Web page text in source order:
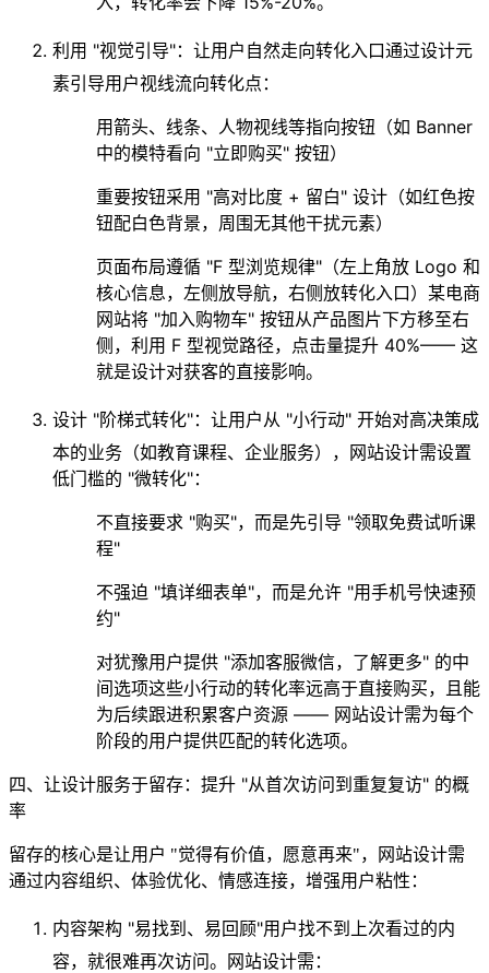
利用 "视觉引导"：让用户自然走向转化入口通过设计元
素引导用户视线流向转化点：
用箭头、线条、人物视线等指向按钮（如 Banner
中的模特看向 "立即购买" 按钮）
重要按钮采用 "高对比度 + 留白" 设计（如红色按
钮配白色背景，周围无其他干扰元素）
页面布局遵循 "F 型浏览规律"（左上角放 Logo 和
核心信息，左侧放导航，右侧放转化入口）某电商
网站将 "加入购物车" 按钮从产品图片下方移至右
侧，利用 F 型视觉路径，点击量提升 40%—— 这
就是设计对获客的直接影响。
设计 "阶梯式转化"：让用户从 "小行动" 开始对高决策成
本的业务（如教育课程、企业服务），网站设计需设置
低门槛的 "微转化"：
不直接要求 "购买"，而是先引导 "领取免费试听课
程"
不强迫 "填详细表单"，而是允许 "用手机号快速预
约"
对犹豫用户提供 "添加客服微信，了解更多" 的中
间选项这些小行动的转化率远高于直接购买，且能
为后续跟进积累客户资源 —— 网站设计需为每个
阶段的用户提供匹配的转化选项。
四、让设计服务于留存：提升 "从首次访问到重复复访" 的概
率
留存的核心是让用户 "觉得有价值，愿意再来"，网站设计需
通过内容组织、体验优化、情感连接，增强用户粘性：
内容架构 "易找到、易回顾"用户找不到上次看过的内
容，就很难再次访问。网站设计需：